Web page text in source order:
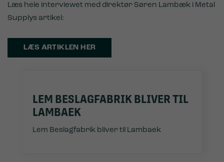
Læs hele interviewet med direktør Søren Lambæk i Metal
Supplys artikel:
LÆS ARTIKLEN HER
LEM BESLAGFABRIK BLIVER TIL
LAMBAEK
Lem Beslagfabrik bliver til Lambaek